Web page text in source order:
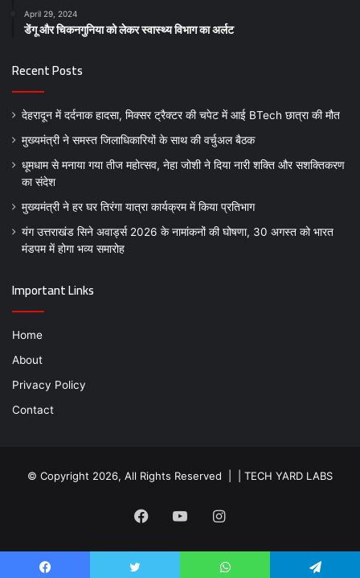
April 29, 2024
डेंगू और चिकनगुनिया को लेकर स्वास्थ्य विभाग का अर्लट
Recent Posts
देहरादून में दर्दनाक हादसा, मिक्सर ट्रैक्टर की चपेट में आई BTech छात्रा की मौत
मुख्यमंत्री ने समस्त जिलाधिकारियों के साथ की वर्चुअल बैठक
धूमधाम से मनाया गया तीज महोत्सव, नेहा जोशी ने दिया नारी शक्ति और सशक्तिकरण
का संदेश
मुख्यमंत्री ने हर घर तिरंगा यात्रा कार्यक्रम में किया प्रतिभाग
यंग उत्तराखंड सिने अवार्ड्स 2026 के नामांकनों की घोषणा, 30 अगस्त को भारत
मंडपम में होगा भव्य समारोह
Important Links
Home
About
Privacy Policy
Contact
© Copyright 2026, All Rights Reserved | | TECH YARD LABS
Facebook
YouTubeInstagram